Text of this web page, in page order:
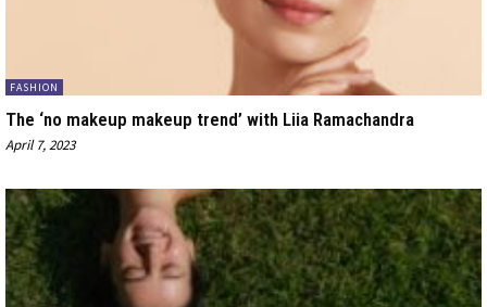
FASHION
The ‘no makeup makeup trend’ with Liia Ramachandra
April 7, 2023